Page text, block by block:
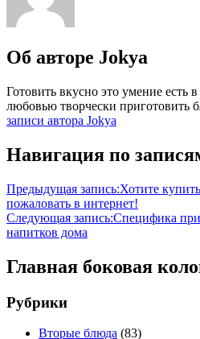
Об авторе Jokya
Готовить вкусно это умение есть
любовью творчески приготовить
записи автора Jokya
Навигация по
Предыдущая запись:Хотите
пожаловать в интернет!
Следующая запись:Специфика
напитков дома
Главная боковая
Рубрики
Вторые блюда (83)